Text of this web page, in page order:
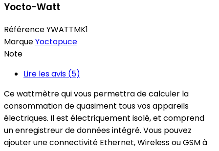
Yocto-Watt
RéférenceYWATTMK1
MarqueYoctopuce
Note
Lire les avis (5)
Ce wattmètre qui vous permettra de calculer la
consommation de quasiment tous vos appareils
électriques. Il est électriquement isolé, et comprend
un enregistreur de données intégré. Vous pouvez
ajouter une connectivité Ethernet, Wireless ou GSM à